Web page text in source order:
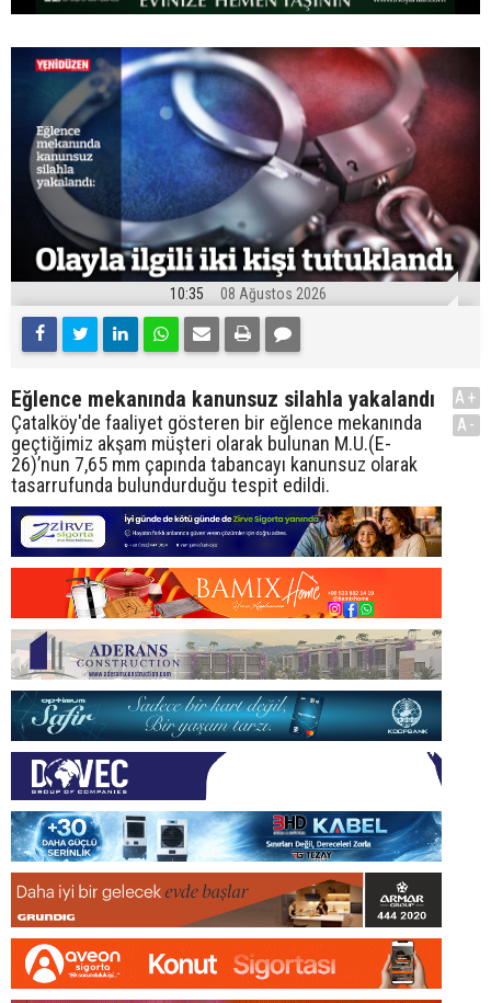
10:35 08 Ağustos 2026
Eğlence mekanında kanunsuz silahla yakalandı
Çatalköy'de faaliyet gösteren bir eğlence mekanında
geçtiğimiz akşam müşteri olarak bulunan M.U.(E-
26)’nun 7,65 mm çapında tabancayı kanunsuz olarak
tasarrufunda bulundurduğu tespit edildi.
A+
A-